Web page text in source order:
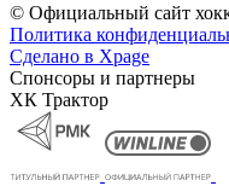
© Официальный сайт
Политика
Сделано в Xpage
Спонсоры и партнеры
ХК Трактор